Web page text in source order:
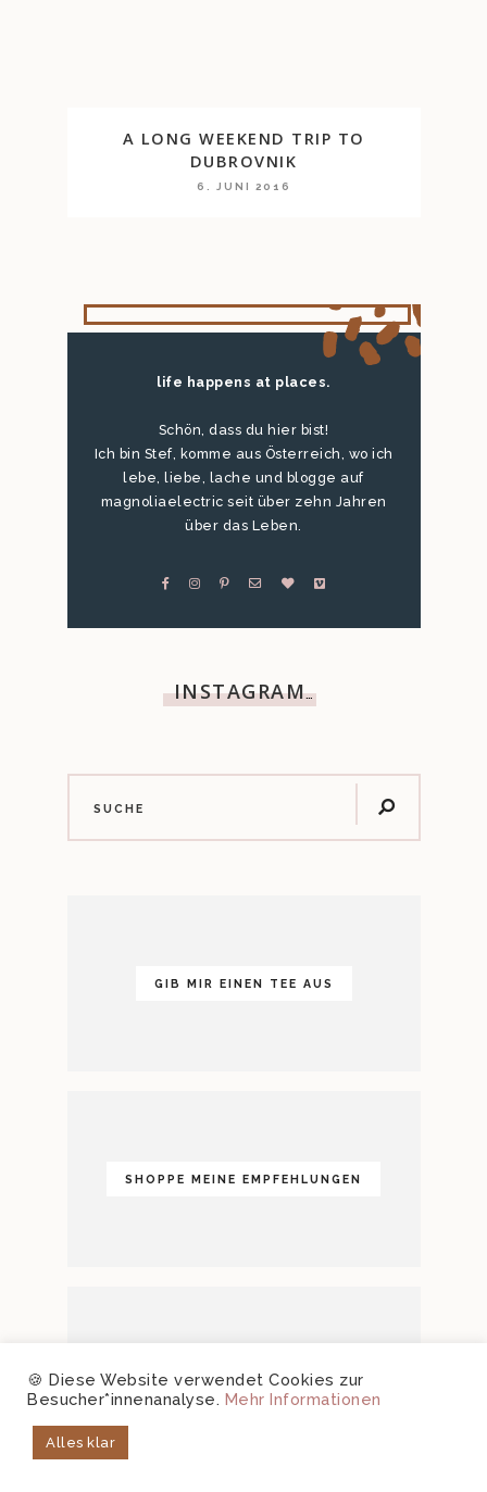
A LONG WEEKEND TRIP TO
DUBROVNIK
6. JUNI 2016
life happens at places.
Schön, dass du hier bist!
Ich bin Stef, komme aus Österreich, wo ich
lebe, liebe, lache und blogge auf
magnoliaelectric seit über zehn Jahren
über das Leben.
INSTAGRAM…
GIB MIR EINEN TEE AUS
SHOPPE MEINE EMPFEHLUNGEN
ZU MEINEN VIDEOS
🍪 Diese Website verwendet Cookies zur
Besucher*innenanalyse. Mehr Informationen
Alles klar